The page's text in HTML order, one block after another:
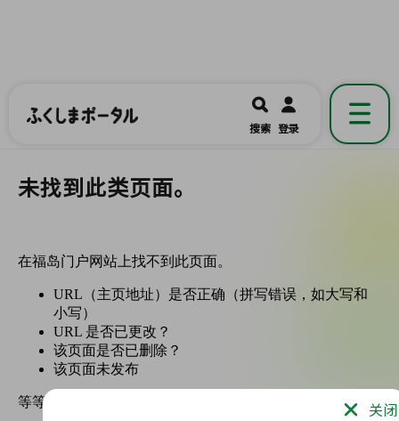
福島県公式の地域情報ポータルアプリ
開く
搜索 登录
未找到此类页面。
关闭